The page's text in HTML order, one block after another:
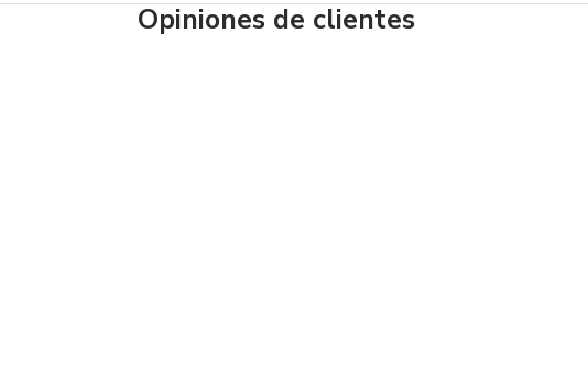
Opiniones de clientes